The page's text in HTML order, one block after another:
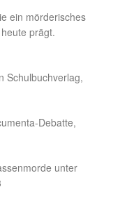
ein mörderisches
prägt.
Schulbuchverlag,
Debatte,
unter